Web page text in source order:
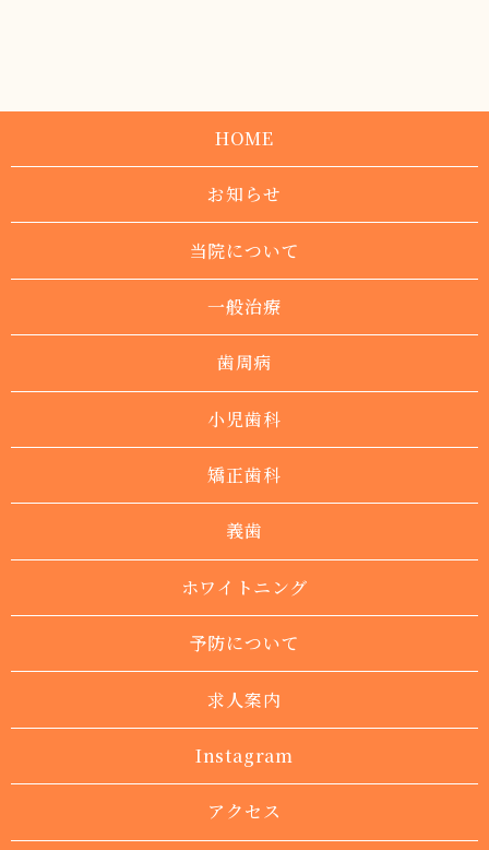
HOME
お知らせ
当院について
一般治療
歯周病
小児歯科
矯正歯科
義歯
ホワイトニング
予防について
求人案内
Instagram
アクセス